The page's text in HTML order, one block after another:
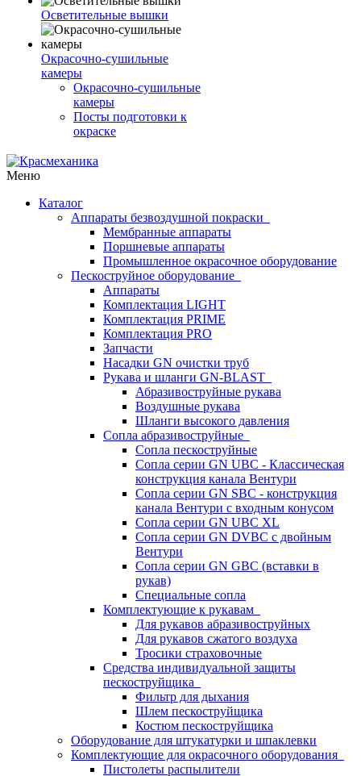
Осветительные вышки
Окрасочно-сушильные
камеры
Окрасочно-сушильные
камеры
Посты подготовки к
окраске
Меню
Каталог
Аппараты безвоздушной покраски
Мембранные аппараты
Поршневые аппараты
Промышленное окрасочное оборудование
Пескоструйное оборудование
Аппараты
Комплектация LIGHT
Комплектация PRIME
Комплектация PRO
Запчасти
Насадки GN очистки труб
Рукава и шланги GN-BLAST
Абразивоструйные рукава
Воздушные рукава
Шланги высокого давления
Сопла абразивоструйные
Сопла пескоструйные
Сопла серии GN UBC - Классическая
конструкция канала Вентури
Сопла серии GN SBC - конструкция
канала Вентури c входным конусом
Сопла серии GN UBC XL
Сопла серии GN DVBC с двойным
Вентури
Сопла серии GN GBC (вставки в
рукав)
Специальные сопла
Комплектующие к рукавам
Для рукавов абразивоструйных
Для рукавов сжатого воздуха
Тросики страховочные
Средства индивидуальной защиты
пескоструйщика
Фильтр для дыхания
Шлем пескоструйщика
Костюм пескоструйщика
Оборудование для штукатурки и шпаклевки
Комплектующие для окрасочного оборудования
Пистолеты распылители